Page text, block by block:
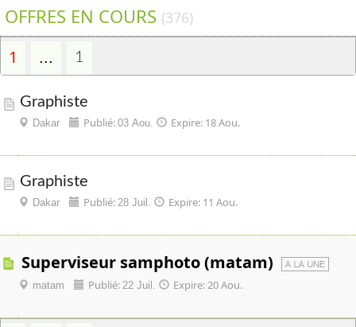
OFFRES EN COURS (376)
1 ... 1
Graphiste
Dakar Publié: 03 Aou. Expire: 18 Aou.
Graphiste
Dakar Publié: 28 Juil. Expire: 11 Aou.
superviseur samphoto (matam)
matam Publié: 22 Juil. Expire: 20 Aou.